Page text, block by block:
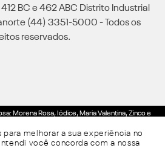
melhorar a sua experiência no
você concorda com a nossa
BC e 462 ABC Distrito Industrial
(44) 3351-5000 - Todos os
reservados.
Morena Rosa, Iódice, Maria Valentina, Zinco e